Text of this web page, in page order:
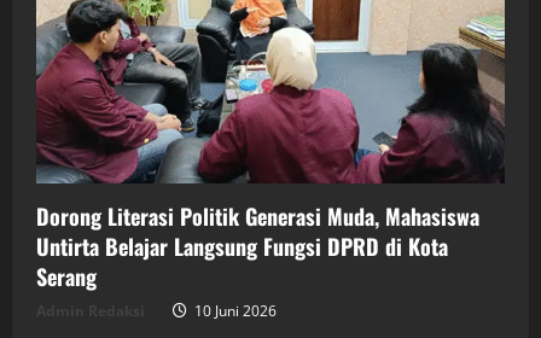
Dorong Literasi Politik Generasi Muda, Mahasiswa
Untirta Belajar Langsung Fungsi DPRD di Kota
Serang
10 Juni 2026